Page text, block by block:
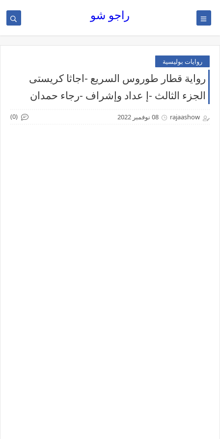
راجو شو
روايات بوليسية
رواية قطار طوروس السريع -اجاثا كريستى
الجزء الثالث -إ عداد وإشراف -رجاء حمدان
rajaashow 08 نوفمبر 2022 (0)